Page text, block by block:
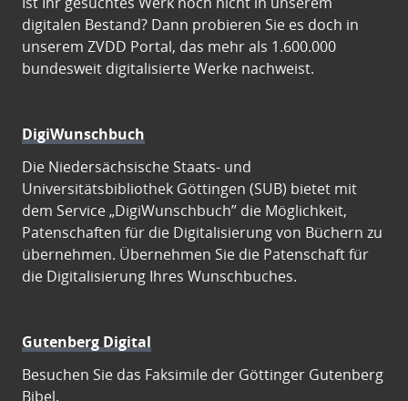
digitalen Bestand? Dann probieren Sie es doch in
unserem ZVDD Portal, das mehr als 1.600.000
bundesweit digitalisierte Werke nachweist.
DigiWunschbuch
Die Niedersächsische Staats- und
Universitätsbibliothek Göttingen (SUB) bietet mit
dem Service „DigiWunschbuch” die Möglichkeit,
Patenschaften für die Digitalisierung von Büchern zu
übernehmen. Übernehmen Sie die Patenschaft für
die Digitalisierung Ihres Wunschbuches.
Gutenberg Digital
Besuchen Sie das Faksimile der Göttinger Gutenberg
Bibel.